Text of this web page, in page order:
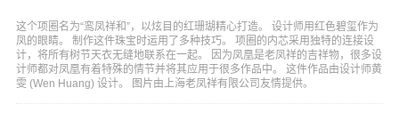
这个项圈名为“鸾凤祥和”，以炫目的红珊瑚精心打造。 设计师用红色碧玺作为
凤的眼睛。 制作这件珠宝时运用了多种技巧。 项圈的内芯采用独特的连接设
计，将所有树节天衣无缝地联系在一起。 因为凤凰是老凤祥的吉祥物，很多设
计师都对凤凰有着特殊的情节并将其应用于很多作品中。 这件作品由设计师黄
雯 (Wen Huang) 设计。 图片由上海老凤祥有限公司友情提供。